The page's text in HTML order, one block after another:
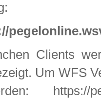
Clients
Um WFS
https://